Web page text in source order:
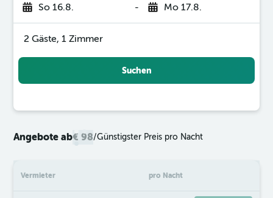
So 16.8. - Mo 17.8.
2 Gäste, 1 Zimmer
Suchen
Angebote ab€ 98/Günstigster Preis pro Nacht
Vermieter pro Nacht